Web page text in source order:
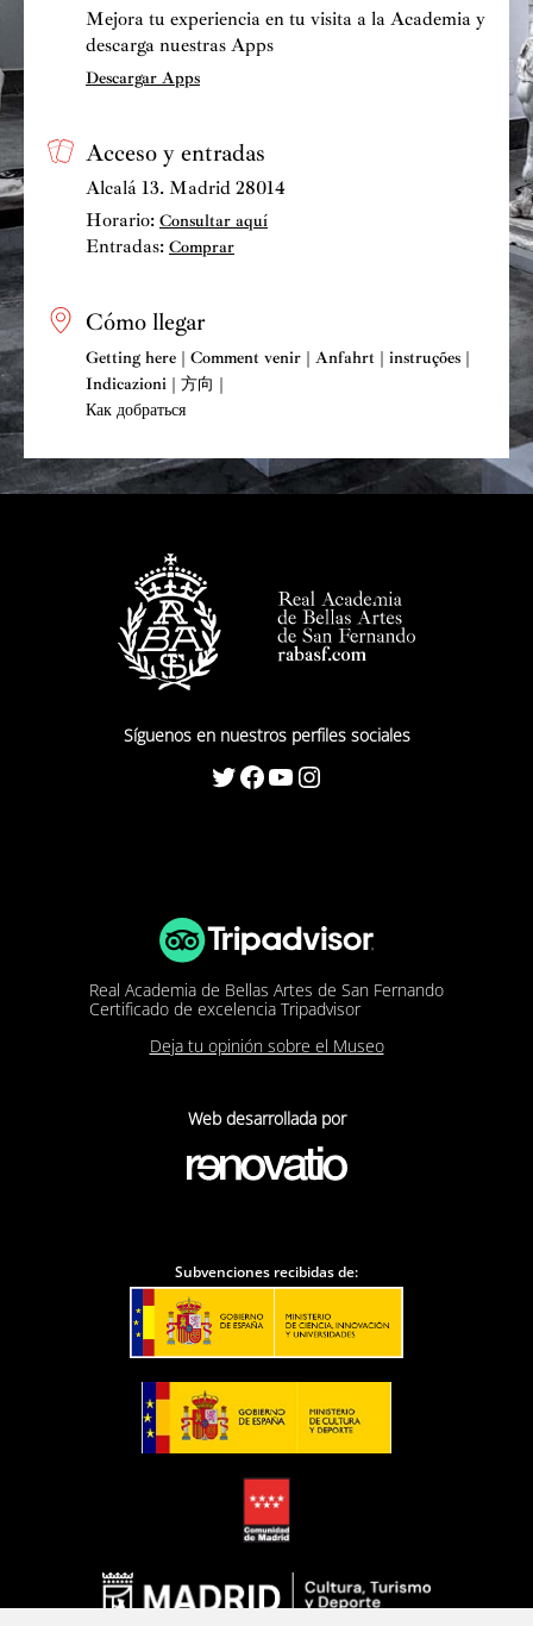
Mejora tu experiencia en tu visita a la Academia y
descarga nuestras Apps
Descargar Apps
Acceso y entradas
Alcalá 13. Madrid 28014
Horario: Consultar aquí
Entradas: Comprar
Cómo llegar
Getting here | Comment venir | Anfahrt | instruções |
Indicazioni | 方向 |
Как добраться
Síguenos en nuestros perfiles sociales
Twitter Facebook YouTube Instagram
Real Academia de Bellas Artes de San Fernando
Certificado de excelencia Tripadvisor
Deja tu opinión sobre el Museo
Web desarrollada por
Subvenciones recibidas de: